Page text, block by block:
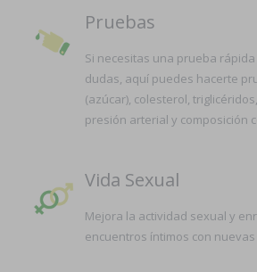
Pruebas
Si necesitas una prueba
dudas, aquí puedes hacerte
(azúcar), colesterol,
presión arterial y composición
Vida Sexual
Mejora la actividad sexual y
encuentros íntimos con